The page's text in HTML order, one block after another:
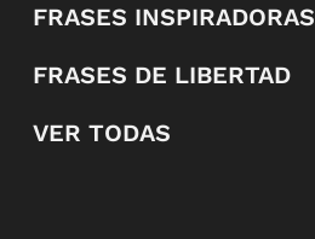
FRASES INSPIRADORAS
FRASES DE LIBERTAD
VER TODAS